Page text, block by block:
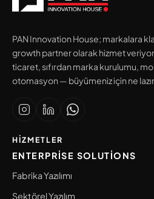
PAN Innovation House; markalara
growth partner olarak hizmet
ticaret, sıfırdan marka kurulumu,
otomasyon — büyümeniz için ne
HIZMETLER
ENTERPRISE SOLUTIONS
Fabrika Yazılımı
Sektörel Yazılım